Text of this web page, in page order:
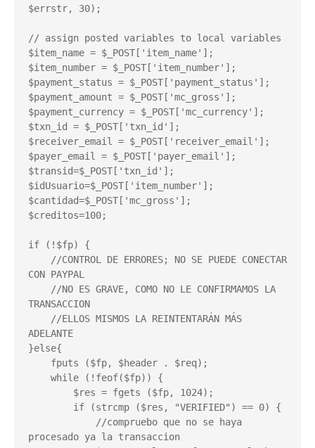
$errstr, 30);
// assign posted variables to local variables
$item_name = $_POST['item_name'];
$item_number = $_POST['item_number'];
$payment_status = $_POST['payment_status'];
$payment_amount = $_POST['mc_gross'];
$payment_currency = $_POST['mc_currency'];
$txn_id = $_POST['txn_id'];
$receiver_email = $_POST['receiver_email'];
$payer_email = $_POST['payer_email'];
$transid=$_POST['txn_id'];
$idUsuario=$_POST['item_number'];
$cantidad=$_POST['mc_gross'];
$creditos=100;
if (!$fp) {
CON PAYPAL
TRANSACCION
ADELANTE
}else{
procesado ya la transaccion